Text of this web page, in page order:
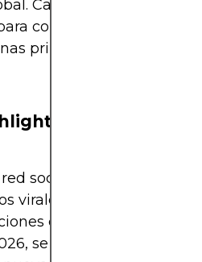
Cada una ha firmado
compartir contenido
principales de la pasión
virales
social número uno
virales. Durante Qatar
estuvieron
se estima que esa